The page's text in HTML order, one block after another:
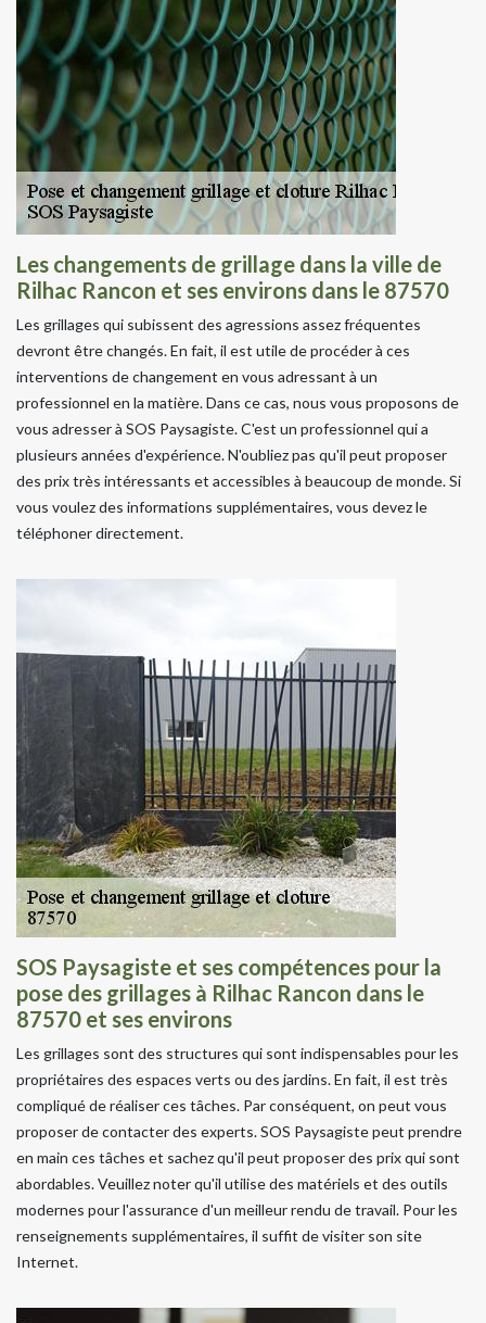
Les changements de grillage dans la ville de
Rilhac Rancon et ses environs dans le 87570
Les grillages qui subissent des agressions assez fréquentes
devront être changés. En fait, il est utile de procéder à ces
interventions de changement en vous adressant à un
professionnel en la matière. Dans ce cas, nous vous proposons de
vous adresser à SOS Paysagiste. C'est un professionnel qui a
plusieurs années d'expérience. N'oubliez pas qu'il peut proposer
des prix très intéressants et accessibles à beaucoup de monde. Si
vous voulez des informations supplémentaires, vous devez le
téléphoner directement.
SOS Paysagiste et ses compétences pour la
pose des grillages à Rilhac Rancon dans le
87570 et ses environs
Les grillages sont des structures qui sont indispensables pour les
propriétaires des espaces verts ou des jardins. En fait, il est très
compliqué de réaliser ces tâches. Par conséquent, on peut vous
proposer de contacter des experts. SOS Paysagiste peut prendre
en main ces tâches et sachez qu'il peut proposer des prix qui sont
abordables. Veuillez noter qu'il utilise des matériels et des outils
modernes pour l'assurance d'un meilleur rendu de travail. Pour les
renseignements supplémentaires, il suffit de visiter son site
Internet.